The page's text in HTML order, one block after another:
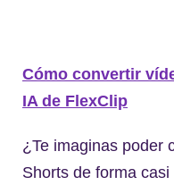
Cómo convertir
IA de FlexClip
¿Te imaginas poder
Shorts de forma